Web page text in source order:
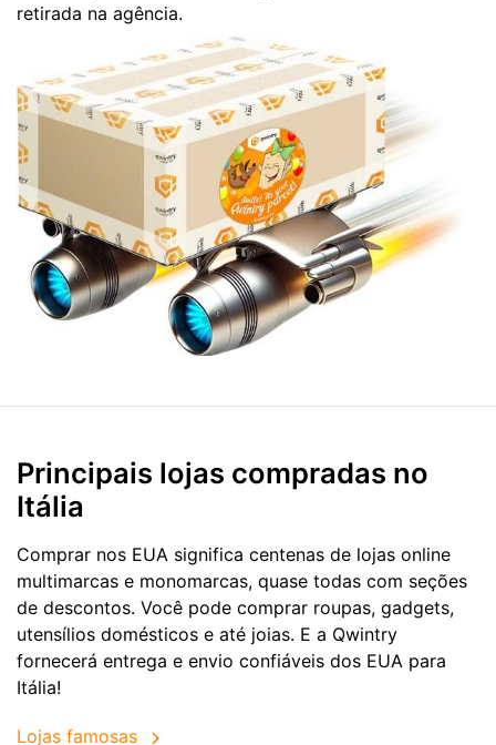
retirada na agência.
Principais lojas compradas no
Itália
Comprar nos EUA significa centenas de lojas online
multimarcas e monomarcas, quase todas com seções
de descontos. Você pode comprar roupas, gadgets,
utensílios domésticos e até joias. E a Qwintry
fornecerá entrega e envio confiáveis dos EUA para
Itália!
Lojas famosas